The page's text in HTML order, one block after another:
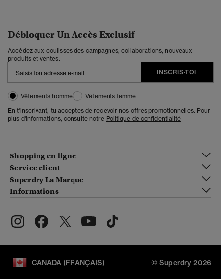
Débloquer Un Accès Exclusif
Accédez aux coulisses des campagnes, collaborations, nouveaux
produits et ventes.
INSCRIS-TOI
Vêtements homme
Vêtements femme
En t'inscrivant, tu acceptes de recevoir nos offres promotionnelles. Pour
plus d'informations, consulte notre Politique de confidentialité
Shopping en ligne
Service client
Superdry La Marque
Informations
CANADA (FRANÇAIS) © Superdry 2026